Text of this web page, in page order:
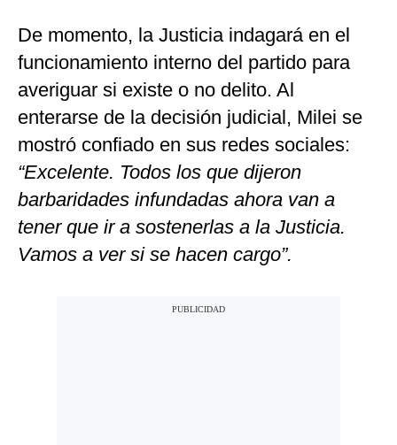
De momento, la Justicia indagará en el
funcionamiento interno del partido para
averiguar si existe o no delito. Al
enterarse de la decisión judicial, Milei se
mostró confiado en sus redes sociales:
“Excelente. Todos los que dijeron
barbaridades infundadas ahora van a
tener que ir a sostenerlas a la Justicia.
Vamos a ver si se hacen cargo”.